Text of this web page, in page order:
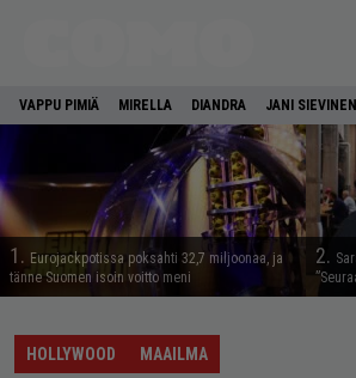
VAPPU PIMIÄ MIRELLA DIANDRA JANI SIEVINEN
1. Eurojackpotissa poksahti 32,7 miljoonaa, ja
tänne Suomen isoin voitto meni
2.
HOLLYWOOD MAAILMA